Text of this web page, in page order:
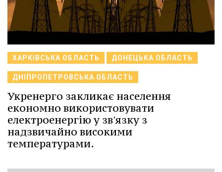
ХАРКІВСЬКА ОБЛАСТЬ ДОНЕЦЬКА ОБЛАСТЬ
ДНІПРОПЕТРОВСЬКА ОБЛАСТЬ
Укренерго закликає населення
економно використовувати
електроенергію у зв'язку з
надзвичайно високими
температурами.